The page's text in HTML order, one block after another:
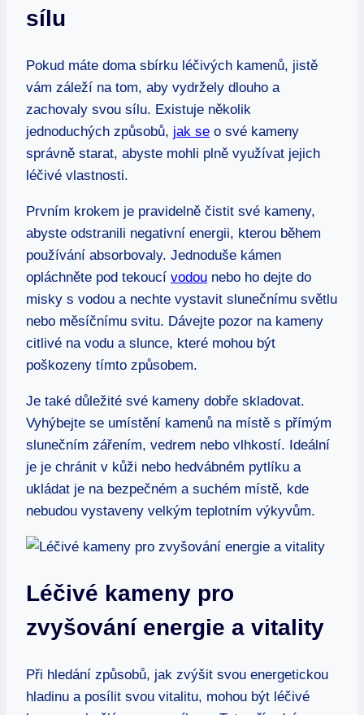
⁤sílu
Pokud ‍máte doma sbírku léčivých kamenů, jistě
vám ‌záleží na tom,⁣ aby‌ vydržely dlouho a
zachovaly svou ⁤sílu. Existuje několik
jednoduchých způsobů, jak se ⁤o své kameny
správně starat, abyste ⁢mohli plně využívat jejich
léčivé vlastnosti.
Prvním krokem je pravidelně čistit své kameny,
abyste odstranili ⁤negativní energii, kterou ‌během
používání absorbovaly. Jednoduše kámen​
opláchněte pod tekoucí vodou ⁢ nebo ho dejte ​do⁣
misky s ‍vodou⁤ a nechte vystavit slunečnímu světlu
nebo měsíčnímu svitu. Dávejte pozor‌ na kameny
‌citlivé ⁢na vodu a slunce, které ⁣mohou být‍
poškozeny tímto způsobem.
Je také důležité své kameny dobře skladovat.
Vyhýbejte ⁣se‍ umístění kamenů na ‍místě s ​přímým
⁣slunečním zářením, vedrem⁢ nebo vlhkostí. Ideální
je je chránit​ v⁢ kůži​ nebo hedvábném ⁢pytlíku a
ukládat je na bezpečném a⁣ suchém místě,⁣ kde
nebudou vystaveny velkým teplotním⁢ výkyvům.
Léčivé‌ kameny‌ pro
zvyšování ‍energie a vitality
Při⁤ hledání⁤ způsobů, jak zvýšit svou energetickou
hladinu a posílit svou ⁣vitalitu, mohou být léčivé